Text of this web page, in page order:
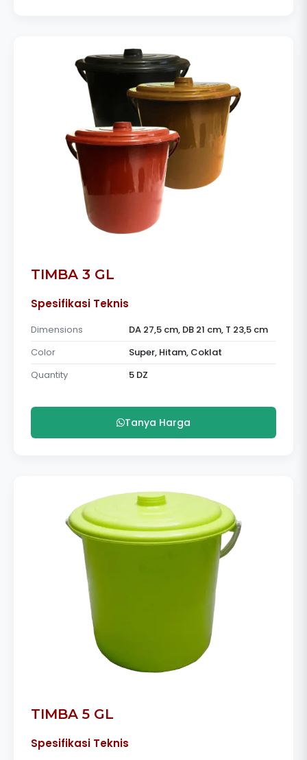
TIMBA 3 GL
Spesifikasi Teknis
Dimensions
DA 27,5 cm, DB 21 cm, T 23,5 cm
Color
Super, Hitam, Coklat
Quantity
5 DZ
Tanya Harga
TIMBA 5 GL
Spesifikasi Teknis